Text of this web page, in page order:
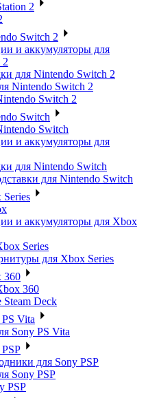
2
Switch 2
и аккумуляторы для
2
для Nintendo Switch 2
Nintendo Switch 2
Switch 2
Switch
Switch
и аккумуляторы для
для Nintendo Switch
для Nintendo Switch
и аккумуляторы для Xbox
Series
для Xbox Series
360
360
Steam Deck
Vita
Sony PS Vita
для Sony PSP
Sony PSP
PSP